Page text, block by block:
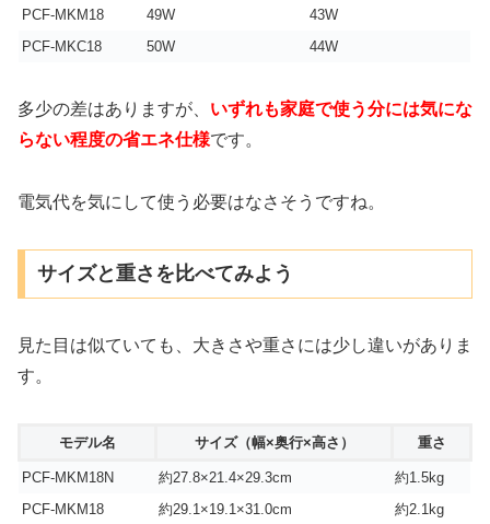
PCF-MKM18
49W
43W
PCF-MKC18
50W 44W
多少の差はありますが、 いずれも家庭で使う分には気にな
らない程度の省エネ仕様です。
電気代を気にして使う必要はなさそうですね。
サイズと重さを比べてみよう
見た目は似ていても、大きさや重さには少し違いがありま
す。
モデル名 サイズ（幅×奥行×高さ） 重さ
PCF-MKM18N 約27.8×21.4×29.3cm
約1.5kg
PCF-MKM18
約29.1×19.1×31.0cm
約2.1kg